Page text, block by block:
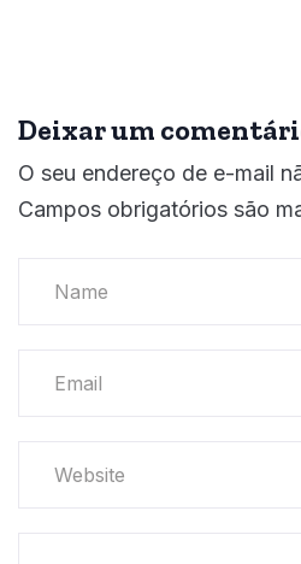
Deixar um
O seu endereço de e-mail
Campos obrigatórios são